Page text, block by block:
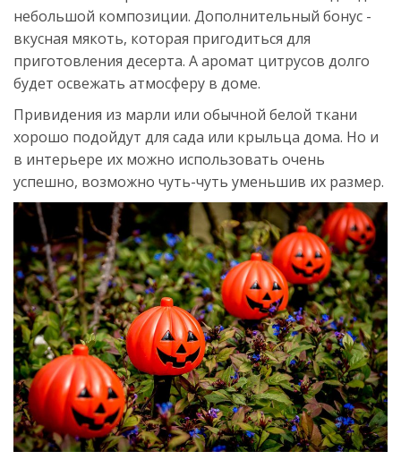
небольшой композиции. Дополнительный бонус -
вкусная мякоть, которая пригодиться для
приготовления десерта. А аромат цитрусов долго
будет освежать атмосферу в доме.
Привидения из марли или обычной белой ткани
хорошо подойдут для сада или крыльца дома. Но и
в интерьере их можно использовать очень
успешно, возможно чуть-чуть уменьшив их размер.